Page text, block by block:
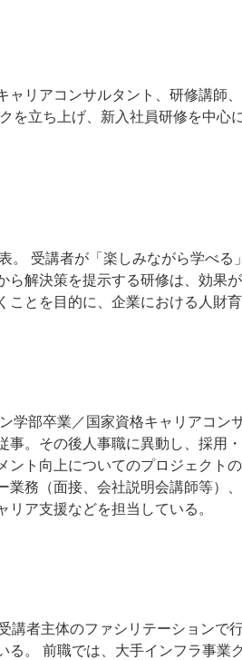
ャリアコンサルタント、研修講師
を立ち上げ、新入社員研修を中
受講者が「楽しみながら学べる
ら解決策を提示する研修は、効果
ことを目的に、企業における人財
学部卒業／国家資格キャリアコ
事。その後人事職に異動し、採用
ント向上についてのプロジェクト
業務（面接、会社説明会講師等）
ア支援などを担当している。
講者主体のファシリテーションで
る。 前職では、大手インフラ事